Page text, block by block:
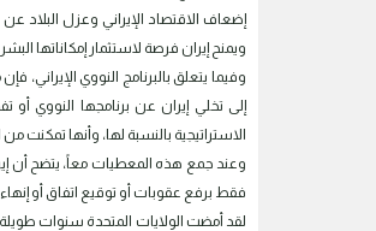
إضعاف الاقتصاد الإيراني وعزل البلاد عن
ويمنح إيران فرصة لاستثمار إمكاناتها
وفيما يتعلق بالبرنامج النووي
إلى تخلي إيران عن برنامجها النووي
الاستراتيجية بالنسبة لها، وأنها
وعند جمع هذه المعطيات معاً، يتضح أن
فقط برفع عقوبات أو توقيع اتفاق أو
لقد أمضت الولايات المتحدة سنوات